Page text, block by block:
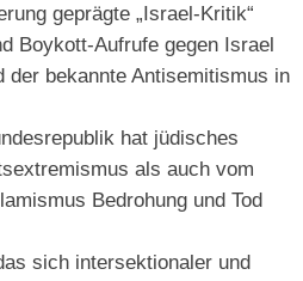
geprägte „Israel-Kritik“
Boykott-Aufrufe gegen Israel
der bekannte Antisemitismus in
hat jüdisches
als auch vom
Bedrohung und Tod
sich intersektionaler und